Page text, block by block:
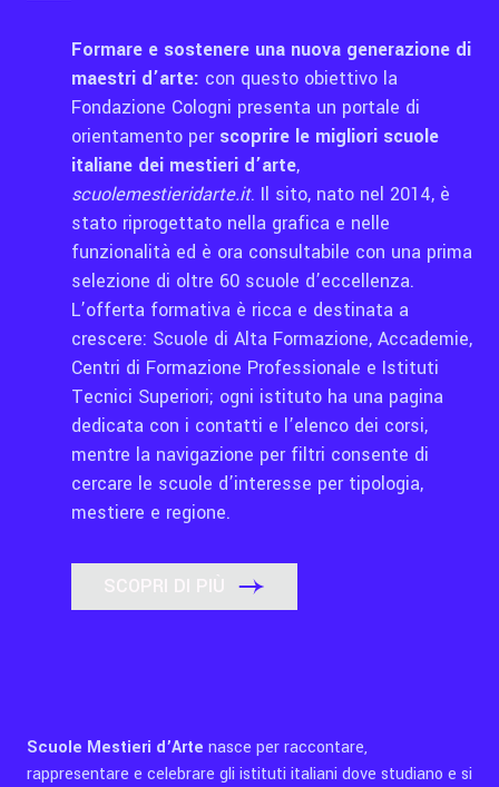
Formare e sostenere una nuova generazione di
maestri d’arte: con questo obiettivo la
Fondazione Cologni presenta un portale di
orientamento per scoprire le migliori scuole
italiane dei mestieri d’arte,
scuolemestieridarte.it. Il sito, nato nel 2014, è
stato riprogettato nella grafica e nelle
funzionalità ed è ora consultabile con una prima
selezione di oltre 60 scuole d’eccellenza.
L’offerta formativa è ricca e destinata a
crescere: Scuole di Alta Formazione, Accademie,
Centri di Formazione Professionale e Istituti
Tecnici Superiori; ogni istituto ha una pagina
dedicata con i contatti e l’elenco dei corsi,
mentre la navigazione per filtri consente di
cercare le scuole d’interesse per tipologia,
mestiere e regione.
SCOPRI DI PIÙ
Scuole Mestieri d’Arte nasce per raccontare,
rappresentare e celebrare gli istituti italiani dove studiano e si